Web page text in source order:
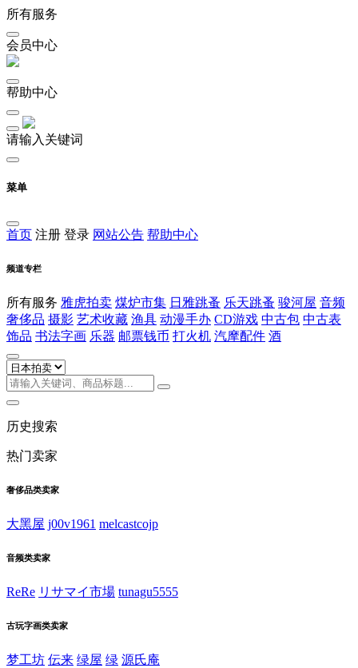
所有服务
会员中心
帮助中心
请输入关键词
菜单
首页 注册 登录 网站公告 帮助中心
频道专栏
所有服务 雅虎拍卖 煤炉市集 日雅跳蚤 乐天跳蚤 骏河屋 音频
奢侈品 摄影 艺术收藏 渔具 动漫手办 CD游戏 中古包 中古表
饰品 书法字画 乐器 邮票钱币 打火机 汽摩配件 酒
历史搜索
热门卖家
奢侈品类卖家
大黑屋 j00v1961 melcastcojp
音频类卖家
ReRe リサマイ市場 tunagu5555
古玩字画类卖家
梦工坊 伝来 绿屋 绿 源氏庵